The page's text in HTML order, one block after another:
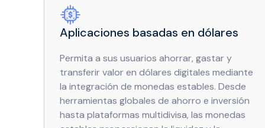
Aplicaciones basadas en dólares
Permita a sus usuarios ahorrar, gastar y
transferir valor en dólares digitales mediante
la integración de monedas estables. Desde
herramientas globales de ahorro e inversión
hasta plataformas multidivisa, las monedas